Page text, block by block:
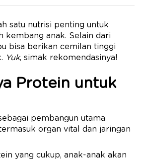
satu nutrisi penting untuk
kembang anak. Selain dari
bisa berikan cemilan tinggi
Yuk, simak rekomendasinya!
Protein untuk
pembangun utama
organ vital dan jaringan
yang cukup, anak-anak akan